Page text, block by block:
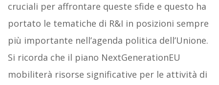
cruciali per affrontare queste sfide e questo ha
portato le tematiche di R&I in posizioni sempre
più importante nell’agenda politica dell’Unione.
Si ricorda che il piano NextGenerationEU
mobiliterà risorse significative per le attività di